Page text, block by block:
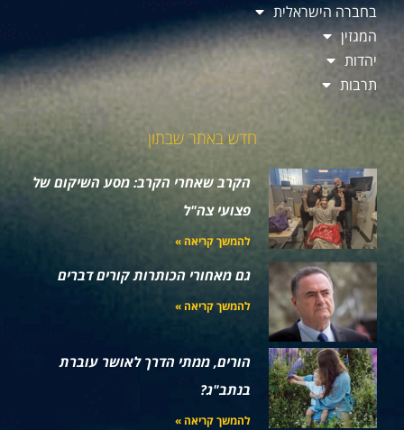
בחברה הישראלית
המגזין
יהדות
תרבות
חדש באתר שבתון
הקרב שאחרי הקרב: מסע השיקום של
פצועי צה"ל
להמשך קריאה »
גם מאחורי הכותרות קורים דברים
להמשך קריאה »
הורים, ממתי הדרך לאושר עוברת
בנתב"ג?
להמשך קריאה »